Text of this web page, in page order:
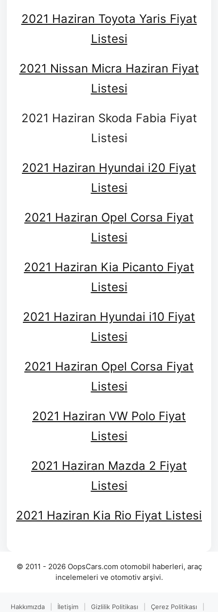
2021 Haziran Toyota Yaris Fiyat
Listesi
2021 Nissan Micra Haziran Fiyat
Listesi
2021 Haziran Skoda Fabia Fiyat
Listesi
2021 Haziran Hyundai i20 Fiyat
Listesi
2021 Haziran Opel Corsa Fiyat
Listesi
2021 Haziran Kia Picanto Fiyat
Listesi
2021 Haziran Hyundai i10 Fiyat
Listesi
2021 Haziran Opel Corsa Fiyat
Listesi
2021 Haziran VW Polo Fiyat
Listesi
2021 Haziran Mazda 2 Fiyat
Listesi
2021 Haziran Kia Rio Fiyat Listesi
© 2011 - 2026 OopsCars.com otomobil haberleri, araç
incelemeleri ve otomotiv arşivi.
Hakkımızda İletişim Gizlilik Politikası Çerez Politikası